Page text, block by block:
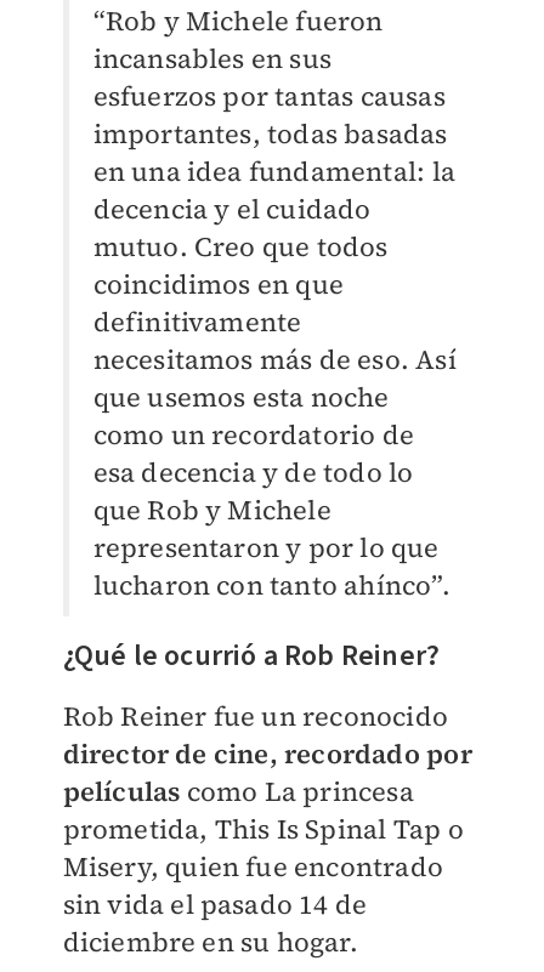
“Rob y Michele fueron
incansables en sus
esfuerzos por tantas causas
importantes, todas basadas
en una idea fundamental: la
decencia y el cuidado
mutuo. Creo que todos
coincidimos en que
definitivamente
necesitamos más de eso. Así
que usemos esta noche
como un recordatorio de
esa decencia y de todo lo
que Rob y Michele
representaron y por lo que
lucharon con tanto ahínco”.
¿Qué le ocurrió a Rob Reiner?
Rob Reiner fue un reconocido
director de cine, recordado por
películas como La princesa
prometida, This Is Spinal Tap o
Misery, quien fue encontrado
sin vida el pasado 14 de
diciembre en su hogar.